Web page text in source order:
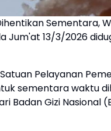
Sementara,
Jum'at 13/3/2026
Pelayanan
sementara waktu
Badan Gizi Nasional